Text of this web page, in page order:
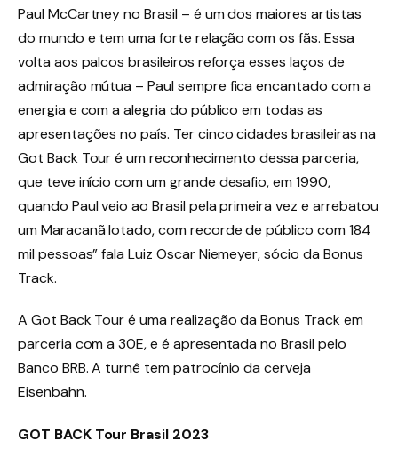
Paul McCartney no Brasil – é um dos maiores artistas
do mundo e tem uma forte relação com os fãs. Essa
volta aos palcos brasileiros reforça esses laços de
admiração mútua – Paul sempre fica encantado com a
energia e com a alegria do público em todas as
apresentações no país. Ter cinco cidades brasileiras na
Got Back Tour é um reconhecimento dessa parceria,
que teve início com um grande desafio, em 1990,
quando Paul veio ao Brasil pela primeira vez e arrebatou
um Maracanã lotado, com recorde de público com 184
mil pessoas” fala Luiz Oscar Niemeyer, sócio da Bonus
Track.
A Got Back Tour é uma realização da Bonus Track em
parceria com a 30E, e é apresentada no Brasil pelo
Banco BRB. A turnê tem patrocínio da cerveja
Eisenbahn.
GOT BACK Tour Brasil 2023